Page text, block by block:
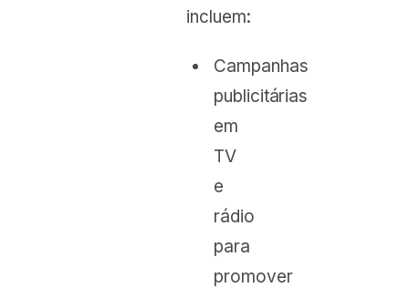
incluem:
Campanhas
publicitárias
em
TV
e
rádio
para
promover